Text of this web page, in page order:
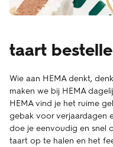
taart
Wie aan HEMA denkt,
maken we bij HEMA
HEMA vind je het ruime
gebak voor verjaardagen
doe je eenvoudig en snel
taart op te halen en het